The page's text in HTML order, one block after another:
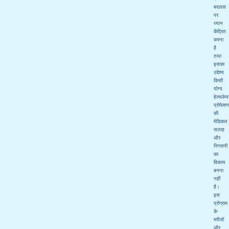
बदलाव
पर
ध्यान
केंद्रित
करना
है
तथा
इसका
उद्देश्य
किसी
योग्य
की
मेडिकल
सलाह
और
निगरानी
का
विकल्प
बनना
नहीं
है।
इस
प्रोग्राम
के
मरीजों
और